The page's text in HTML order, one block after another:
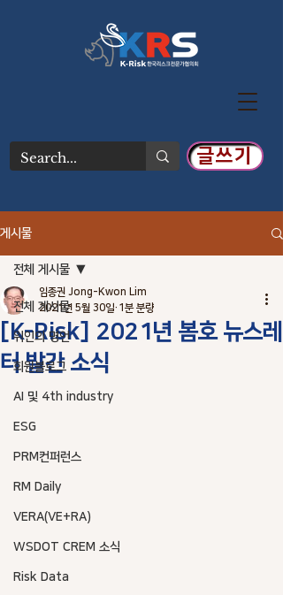
글쓰기
게시물
전체 게시물
위인의 명언
회원블로그
AI 및 4th industry
ESG
PRM컨퍼런스
RM Daily
VERA(VE+RA)
WSDOT CREM 소식
Risk Data
전체 게시물
[K-Risk] 2021년 봄호 뉴스레
터 발간 소식
임종권 Jong-Kwon Lim
2021년 5월 30일 1분 분량